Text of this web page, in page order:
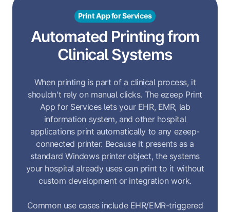
Print App for Services
Automated Printing from
Clinical Systems
When printing is part of a clinical process, it
shouldn't rely on manual clicks. The ezeep Print
App for Services lets your EHR, EMR, lab
information system, and other hospital
applications print automatically to any ezeep-
connected printer. Because it presents as a
standard Windows printer object, the systems
your hospital already uses can print to it without
custom development or integration work.
Common use cases include EHR/EMR-triggered